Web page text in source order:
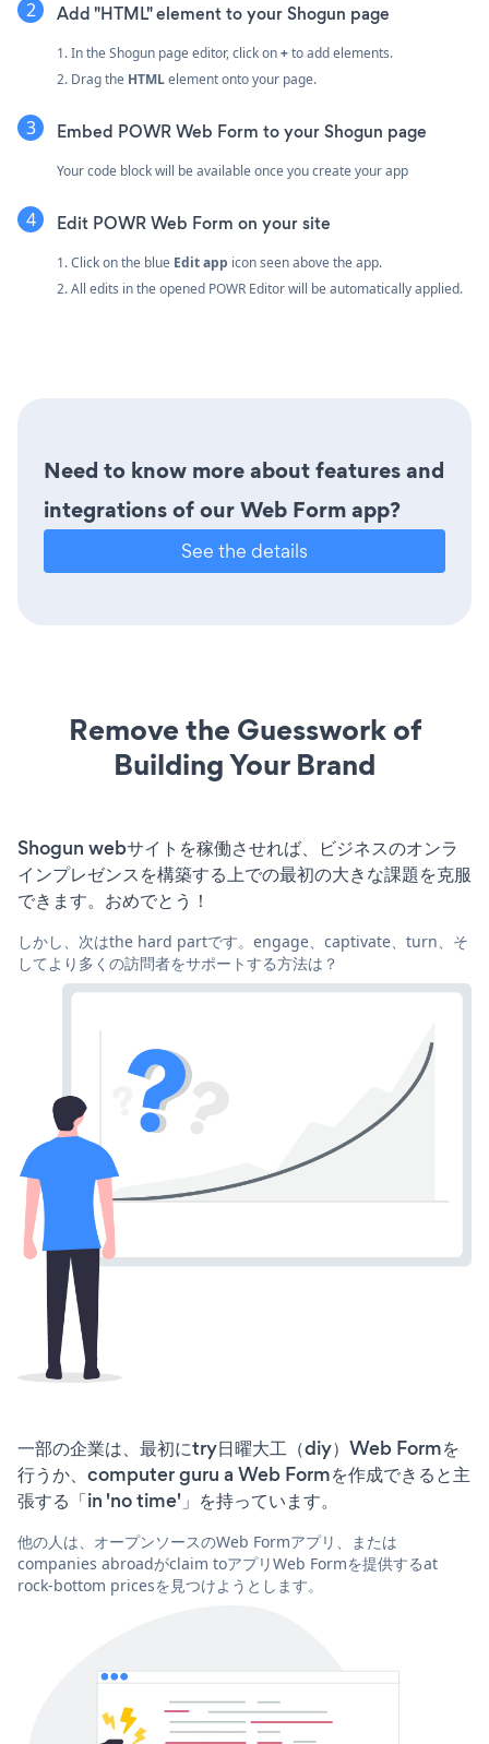
Add "HTML" element to your Shogun page
1. In the Shogun page editor, click on+to add elements.
2. Drag the HTMLelement onto your page.
Embed POWR Web Form to your Shogun page
Your code block will be available once you create your app
Edit POWR Web Form on your site
1. Click on the blue Edit app icon seen above the app.
2. All edits in the opened POWR Editor will be automatically applied.
Need to know more about features and
integrations of our Web Form app?
See the details
Remove the Guesswork of
Building Your Brand
Shogun webサイトを稼働させれば、ビジネスのオンラ
インプレゼンスを構築する上での最初の大きな課題を克服
できます。おめでとう！
しかし、次はthe hard partです。engage、captivate、turn、そ
してより多くの訪問者をサポートする方法は？
一部の企業は、最初にtry日曜大工（diy）Web Formを
行うか、computer guru a Web Formを作成できると主
張する「in 'no time'」を持っています。
他の人は、オープンソースのWeb Formアプリ、または
companies abroadがclaim toアプリWeb Formを提供するat
rock-bottom pricesを見つけようとします。